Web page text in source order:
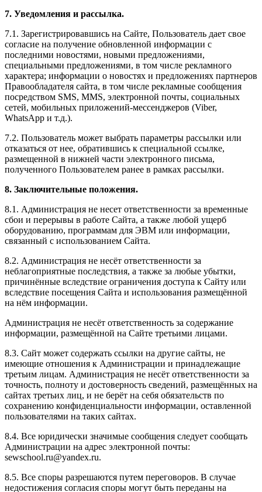
7. Уведомления и рассылка.
7.1. Зарегистрировавшись на Сайте, Пользователь дает свое
согласие на получение обновленной информации с
последними новостями, новыми предложениями,
специальными предложениями, в том числе рекламного
характера; информации о новостях и предложениях партнеров
Правообладателя сайта, в том числе рекламные сообщения
посредством SMS, MMS, электронной почты, социальных
сетей, мобильных приложений-мессенджеров (Viber,
WhatsApp и т.д.).
7.2. Пользователь может выбрать параметры рассылки или
отказаться от нее, обратившись к специальной ссылке,
размещенной в нижней части электронного письма,
полученного Пользователем ранее в рамках рассылки.
8. Заключительные положения.
8.1. Администрация не несет ответственности за временные
сбои и перерывы в работе Сайта, а также любой ущерб
оборудованию, программам для ЭВМ или информации,
связанный с использованием Сайта.
8.2. Администрация не несёт ответственности за
неблагоприятные последствия, а также за любые убытки,
причинённые вследствие ограничения доступа к Сайту или
вследствие посещения Сайта и использования размещённой
на нём информации.
Администрация не несёт ответственность за содержание
информации, размещённой на Сайте третьими лицами.
8.3. Сайт может содержать ссылки на другие сайты, не
имеющие отношения к Администрации и принадлежащие
третьим лицам. Администрация не несёт ответственности за
точность, полноту и достоверность сведений, размещённых на
сайтах третьих лиц, и не берёт на себя обязательств по
сохранению конфиденциальности информации, оставленной
пользователями на таких сайтах.
8.4. Все юридически значимые сообщения следует сообщать
Администрации на адрес электронной почты:
sewschool.ru@yandex.ru.
8.5. Все споры разрешаются путем переговоров. В случае
недостижения согласия споры могут быть переданы на